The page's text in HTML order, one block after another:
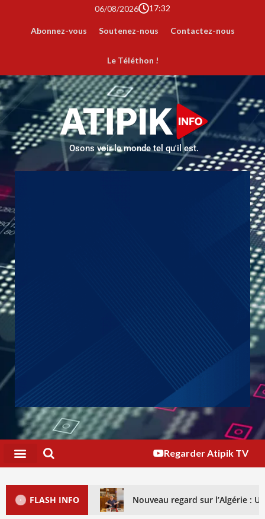
06/08/2026 17:32
Abonnez-vous Soutenez-nous Contactez-nous
Le Téléthon !
Osons voir le monde tel qu'il est.
Regarder Atipik TV
FLASH INFO Nouveau regard sur l’Algérie :